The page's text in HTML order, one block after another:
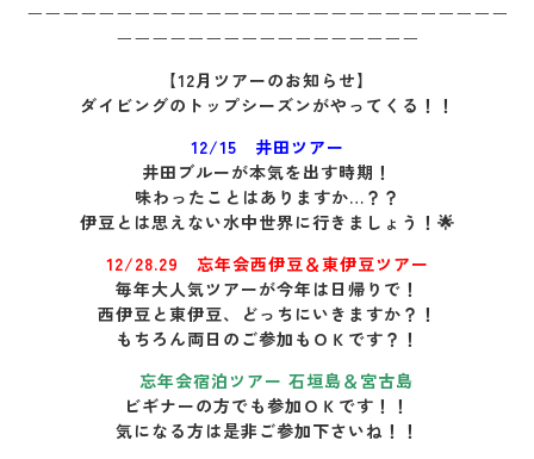
ーーーーーーーーーーーーーーーーーーーーーーーーーーー
ーーーーーーーーーーーーーーーーー
【12月ツアーのお知らせ】
ダイビングのトップシーズンがやってくる！！
12/15 井田ツアー
井田ブルーが本気を出す時期！
味わったことはありますか…？？
伊豆とは思えない水中世界に行きましょう！🌟
12/28.29 忘年会西伊豆＆東伊豆ツアー
毎年大人気ツアーが今年は日帰りで！
西伊豆と東伊豆、どっちにいきますか？！
もちろん両日のご参加もＯＫです？！
忘年会宿泊ツアー 石垣島＆宮古島
ビギナーの方でも参加ＯＫです！！
気になる方は是非ご参加下さいね！！